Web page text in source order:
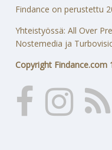
Findance on perustettu
Yhteistyössä: All Over
Nostemedia ja
Copyright Findance.com